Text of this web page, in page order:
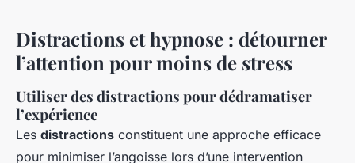
Distractions et hypnose : détourner
l’attention pour moins de stress
Utiliser des distractions pour dédramatiser
l’expérience
Les distractions constituent une approche efficace
pour minimiser l’angoisse lors d’une intervention